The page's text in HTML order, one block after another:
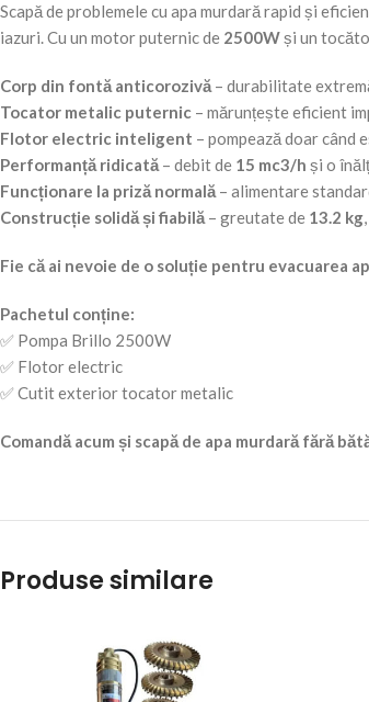
Scapă de problemele cu apa murdară rapid și
iazuri. Cu un motor puternic de 2500Wși un
Corp din fontă anticorozivă – durabilitate
Tocator metalic puternic – mărunțește eficient
Flotor electric inteligent – pompează doar când
Performanță ridicată – debit de 15 mc3/h și o
Funcționare la priză normală – alimentare
Construcție solidă și fiabilă – greutate de 13.2 kg
Fie că ai nevoie de o soluție pentru evacuarea
Pachetul conține:
✅ Pompa Brillo 2500W
✅ Flotor electric
✅ Cutit exterior tocator metalic
Comandă acum și scapă de apa murdară fără
Produse similare